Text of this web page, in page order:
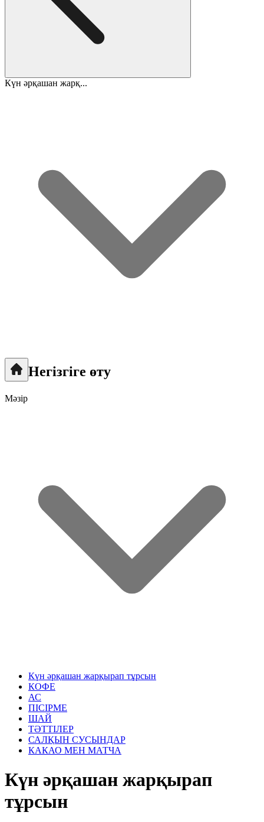
Күн әрқашан жарқ...
Негізгіге өту
Мәзір
Күн әрқашан жарқырап тұрсын
КОФЕ
АС
ПІСІРМЕ
ШАЙ
ТӘТТІЛЕР
САЛҚЫН СУСЫНДАР
КАКАО МЕН МАТЧА
Күн әрқашан жарқырап
тұрсын